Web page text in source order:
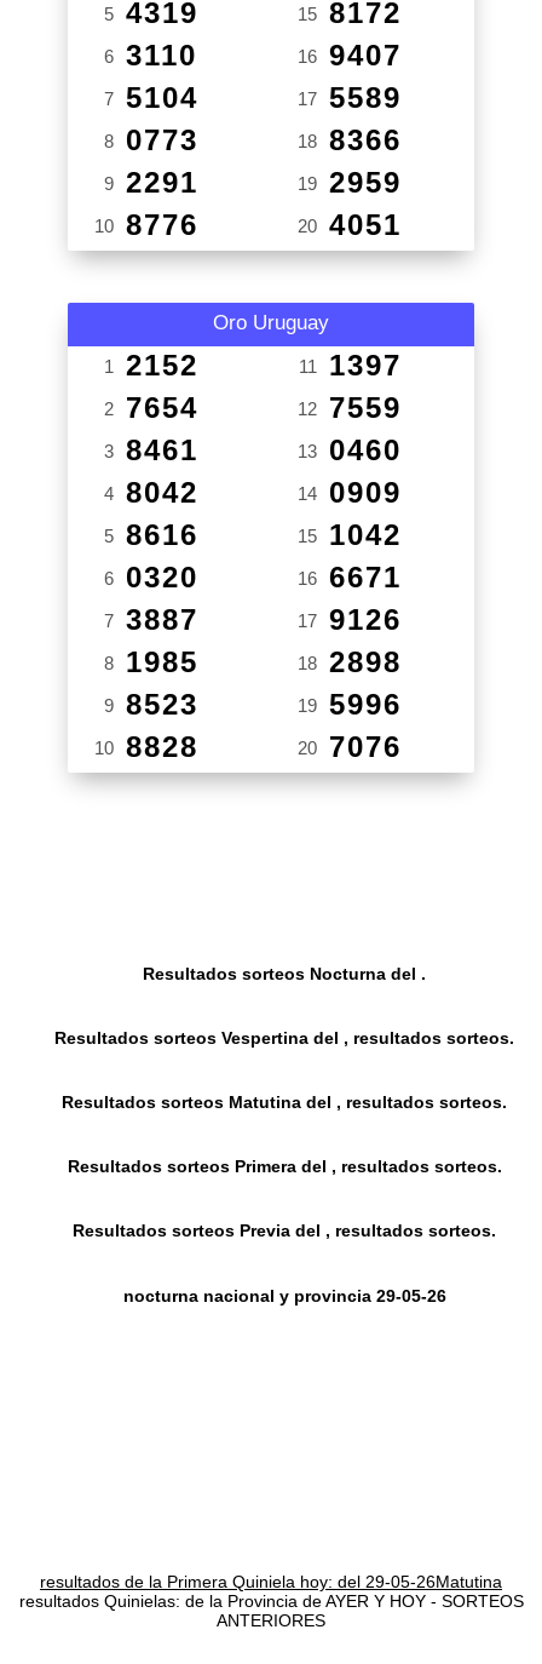
5 4319
6 3110
7 5104
8 0773
9 2291
10 8776
15 8172
16 9407
17 5589
18 8366
19 2959
20 4051
Oro Uruguay
1 2152
2 7654
3 8461
4 8042
5 8616
6 0320
7 3887
8 1985
9 8523
10 8828
11 1397
12 7559
13 0460
14 0909
15 1042
16 6671
17 9126
18 2898
19 5996
20 7076
Resultados sorteos Nocturna del .
Resultados sorteos Vespertina del , resultados sorteos.
Resultados sorteos Matutina del , resultados sorteos.
Resultados sorteos Primera del , resultados sorteos.
Resultados sorteos Previa del , resultados sorteos.
nocturna nacional y provincia 29-05-26
resultados de la Primera Quiniela hoy: del 29-05-26Matutina
resultados Quinielas: de la Provincia de AYER Y HOY - SORTEOS
ANTERIORES